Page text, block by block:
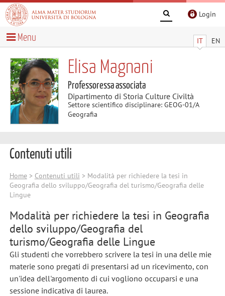
Login
IT EN
Menu
Elisa Magnani
Professoressa associata
Dipartimento di Storia Culture Civiltà
Settore scientifico disciplinare: GEOG-01/A
Geografia
Contenuti utili
Home> Contenuti utili > Modalità per richiedere la tesi in
Geografia dello sviluppo/Geografia del turismo/Geografia delle
Lingue
Modalità per richiedere la tesi in Geografia
dello sviluppo/Geografia del
turismo/Geografia delle Lingue
Gli studenti che vorrebbero scrivere la tesi in una delle mie
materie sono pregati di presentarsi ad un ricevimento, con
un'idea dell'argomento di cui vogliono occuparsi e una
sessione indicativa di laurea.